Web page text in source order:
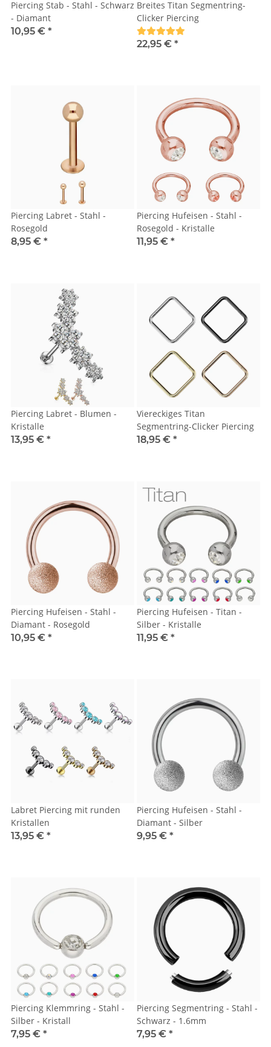
Piercing Stab - Stahl - Schwarz
- Diamant
10,95 € *
Breites Titan Segmentring-
Clicker Piercing
22,95 € *
Piercing Labret - Stahl -
Rosegold
8,95 € *
Piercing Hufeisen - Stahl -
Rosegold - Kristalle
11,95 € *
Piercing Labret - Blumen -
Kristalle
13,95 € *
Viereckiges Titan
Segmentring-Clicker Piercing
18,95 € *
Piercing Hufeisen - Stahl -
Diamant - Rosegold
10,95 € *
Piercing Hufeisen - Titan -
Silber - Kristalle
11,95 € *
Labret Piercing mit runden
Kristallen
13,95 € *
Piercing Hufeisen - Stahl -
Diamant - Silber
9,95 € *
Piercing Klemmring - Stahl -
Silber - Kristall
7,95 € *
Piercing Segmentring - Stahl -
Schwarz - 1.6mm
7,95 € *